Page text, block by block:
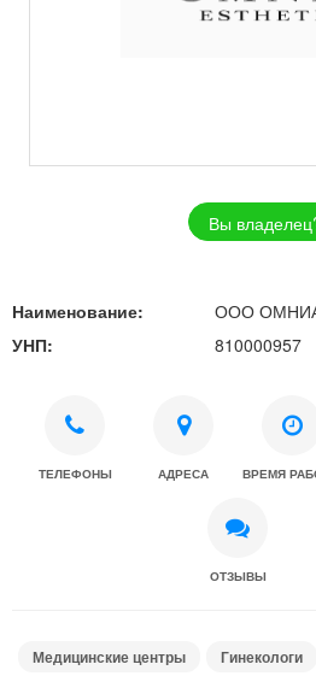
Вы
Наименование:
ООО
УНП:
810000957
ТЕЛЕФОНЫ АДРЕСА ВРЕМЯ
ОТЗЫВЫ
Медицинские центры Гинекологи